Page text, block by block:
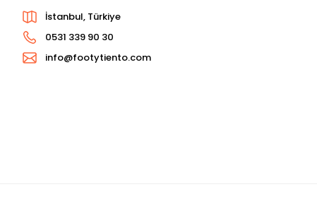
İstanbul, Türkiye
0531 339 90 30
info@footytiento.com